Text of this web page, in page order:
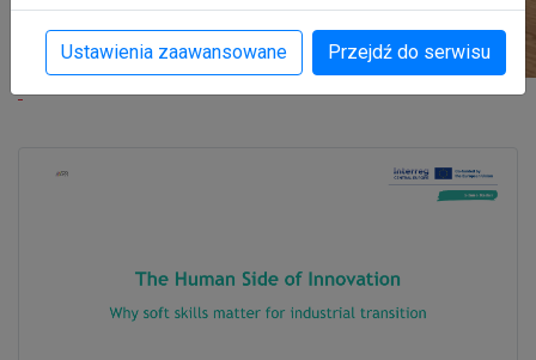
Ustawienia zaawansowane Przejdź do serwisu